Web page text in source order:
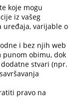
namještenika
- u statusu
– u statusu
statusu
koje mogu
iz vašeg
uređaja, varijable o
i bez njih web
punom obimu, dok
stvari (npr.
pravo na